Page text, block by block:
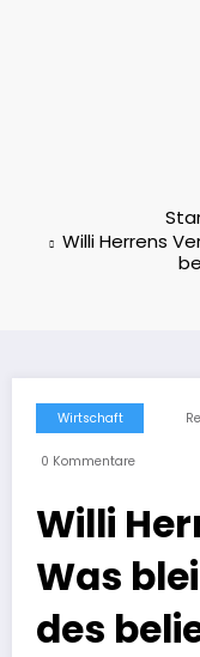
Willi Herrens
Wirtschaft
0 Kommentare
Willi
Was
des